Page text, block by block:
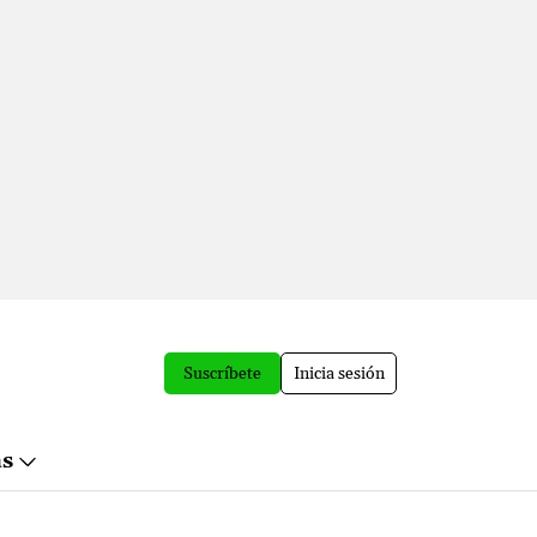
Suscríbete Inicia sesión